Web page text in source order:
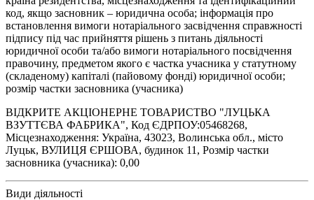
код, якщо засновник – юридична особа; інформація про
встановлення вимоги нотаріального засвідчення справжності
підпису під час прийняття рішень з питань діяльності
юридичної особи та/або вимоги нотаріального посвідчення
правочину, предметом якого є частка учасника у статутному
(складеному) капіталі (пайовому фонді) юридичної особи;
розмір частки засновника (учасника)
ВІДКРИТЕ АКЦІОНЕРНЕ ТОВАРИСТВО "ЛУЦЬКА
ВЗУТТЄВА ФАБРИКА", Код ЄДРПОУ:05468268,
Місцезнаходження: Україна, 43023, Волинська обл., місто
Луцьк, ВУЛИЦЯ ЄРШОВА, будинок 11, Розмір частки
засновника (учасника): 0,00
Види діяльності